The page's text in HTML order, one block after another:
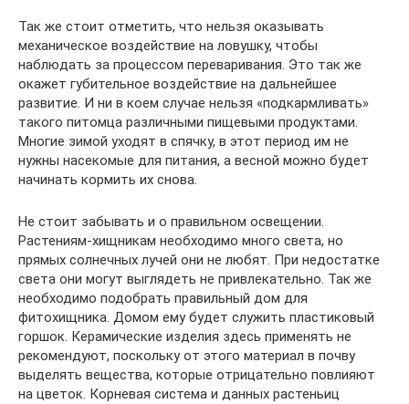
Так же стоит отметить, что нельзя оказывать
механическое воздействие на ловушку, чтобы
наблюдать за процессом переваривания. Это так же
окажет губительное воздействие на дальнейшее
развитие. И ни в коем случае нельзя «подкармливать»
такого питомца различными пищевыми продуктами.
Многие зимой уходят в спячку, в этот период им не
нужны насекомые для питания, а весной можно будет
начинать кормить их снова.
Не стоит забывать и о правильном освещении.
Растениям-хищникам необходимо много света, но
прямых солнечных лучей они не любят. При недостатке
света они могут выглядеть не привлекательно. Так же
необходимо подобрать правильный дом для
фитохищника. Домом ему будет служить пластиковый
горшок. Керамические изделия здесь применять не
рекомендуют, поскольку от этого материал в почву
выделять вещества, которые отрицательно повлияют
на цветок. Корневая система и данных растеньиц